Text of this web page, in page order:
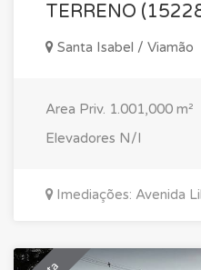
TERRENO
Santa Isabel / Viamão
Area Priv. 1.001,000 m²
Elevadores N/I
Imediações: Avenida